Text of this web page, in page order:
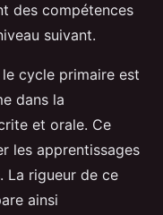
des compétences
suivant.
cycle primaire est
dans la
et orale. Ce
les apprentissages
La rigueur de ce
ainsi